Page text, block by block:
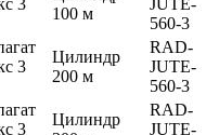
100 м
560-3
3
Цилиндр
200 м
RAD-
JUTE-
560-3
3
Цилиндр
RAD-
JUTE-